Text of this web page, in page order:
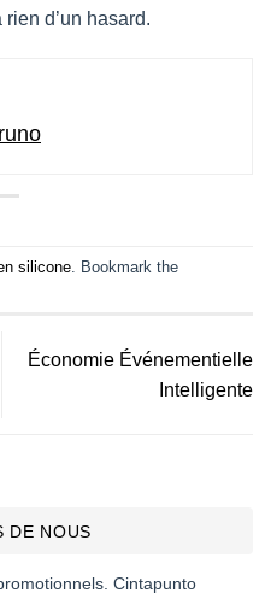
d’un hasard.
silicone . Bookmark the
Économie Événementielle
Intelligente
DE NOUS
Cintapunto